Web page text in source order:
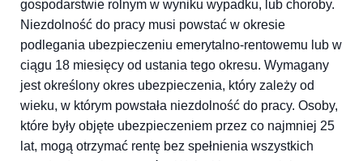
gospodarstwie rolnym w wyniku wypadku, lub choroby.
Niezdolność do pracy musi powstać w okresie
podlegania ubezpieczeniu emerytalno-rentowemu lub w
ciągu 18 miesięcy od ustania tego okresu. Wymagany
jest określony okres ubezpieczenia, który zależy od
wieku, w którym powstała niezdolność do pracy. Osoby,
które były objęte ubezpieczeniem przez co najmniej 25
lat, mogą otrzymać rentę bez spełnienia wszystkich